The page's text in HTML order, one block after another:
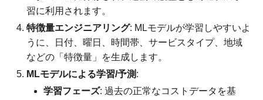
習に利用されます。
特徴量エンジニアリング: MLモデルが学習しやすいよ
うに、日付、曜日、時間帯、サービスタイプ、地域
などの「特徴量」を生成します。
MLモデルによる学習/予測 :
学習フェーズ: 過去の正常なコストデータを基